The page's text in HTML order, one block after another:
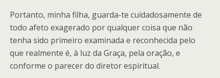
Portanto, minha filha, guarda-te cuidadosamente de
todo afeto exagerado por qualquer coisa que não
tenha sido primeiro examinada e reconhecida pelo
que realmente é, à luz da Graça, pela oração, e
conforme o parecer do diretor espiritual.